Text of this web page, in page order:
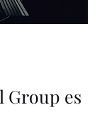
Group es